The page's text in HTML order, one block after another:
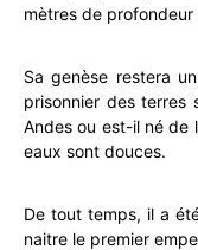
mètres de profondeur
Sa genèse restera
prisonnier des terres
Andes ou est-il né de
eaux sont douces.
De tout temps, il a
naitre le premier